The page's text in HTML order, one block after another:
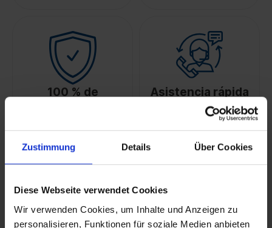
Zustimmung Details Über Cookies
Diese Webseite verwendet Cookies
Wir verwenden Cookies, um Inhalte und Anzeigen zu
personalisieren, Funktionen für soziale Medien anbieten
100 % de
licencia certificada por
Asistencia rápida
Fiabilidad gracias a un
equipo de expertos con
amplia experiencia